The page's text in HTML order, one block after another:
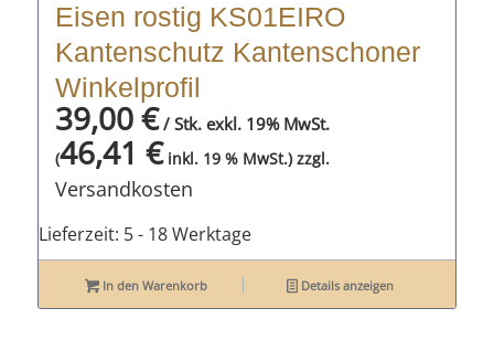
Eisen rostig KS01EIRO
Kantenschutz Kantenschoner
Winkelprofil
39,00€/ Stk. exkl. 19% MwSt.
(46,41 €inkl. 19 % MwSt.) zzgl.
Versandkosten
Lieferzeit: 5 - 18 Werktage
In den Warenkorb Details anzeigen